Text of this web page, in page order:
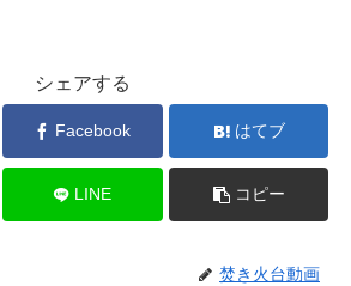
シェアする
Facebook はてブ
LINE コピー
焚き火台動画